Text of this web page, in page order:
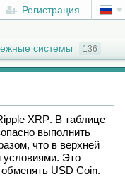
Регистрация
системы 136
XRP. В таблице
выполнить
что в верхней
Это
USD Coin.